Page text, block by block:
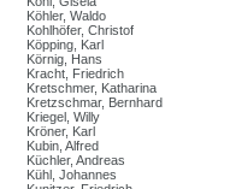
Köhler, Waldo
Kohlhöfer, Christof
Köpping, Karl
Körnig, Hans
Kracht, Friedrich
Kretschmer, Katharina
Kretzschmar, Bernhard
Kriegel, Willy
Kröner, Karl
Kubin, Alfred
Küchler, Andreas
Kühl, Johannes